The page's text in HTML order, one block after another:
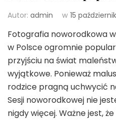
Autor: admin w 15
Fotografia noworodkowa
w Polsce ogromnie
przyjściu na świat
wyjątkowe. Ponieważ
rodzice pragną uchwycić
Sesji noworodkowej nie
nigdy więcej. Ważne jest,